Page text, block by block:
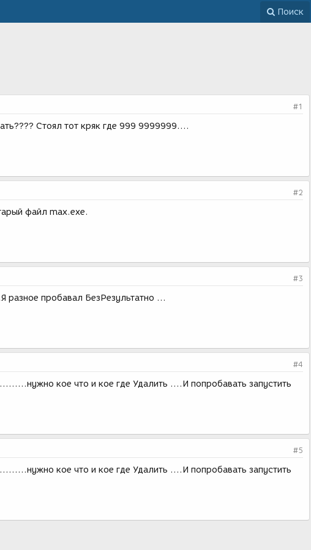
Поиск
#1
Стоял тот кряк где 999 9999999....
#2
файл max.exe.
#3
пробавал БезРезультатно ...
#4
кое что и кое где Удалить ....И попробавать запустить
#5
кое что и кое где Удалить ....И попробавать запустить